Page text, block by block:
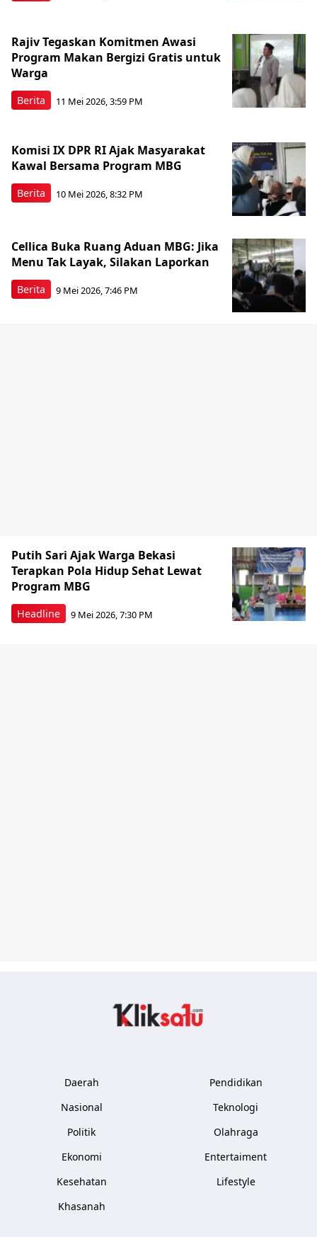
Berita
Rajiv Tegaskan Komitmen Awasi
Program Makan Bergizi Gratis untuk
Warga
11 Mei 2026, 3:59 PM
Berita
Komisi IX DPR RI Ajak Masyarakat
Kawal Bersama Program MBG
10 Mei 2026, 8:32 PM
Berita
Cellica Buka Ruang Aduan MBG: Jika
Menu Tak Layak, Silakan Laporkan
9 Mei 2026, 7:46 PM
Headline
Putih Sari Ajak Warga Bekasi
Terapkan Pola Hidup Sehat Lewat
Program MBG
9 Mei 2026, 7:30 PM
Daerah
Nasional
Politik
Ekonomi
Kesehatan
Khasanah
Pendidikan
Teknologi
Olahraga
Entertaiment
Lifestyle